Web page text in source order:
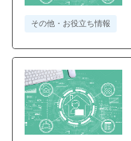
その他・お役立ち情報